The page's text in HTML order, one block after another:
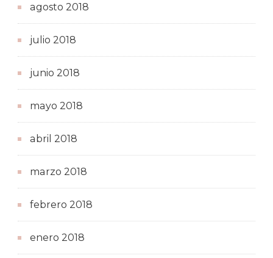
agosto 2018
julio 2018
junio 2018
mayo 2018
abril 2018
marzo 2018
febrero 2018
enero 2018